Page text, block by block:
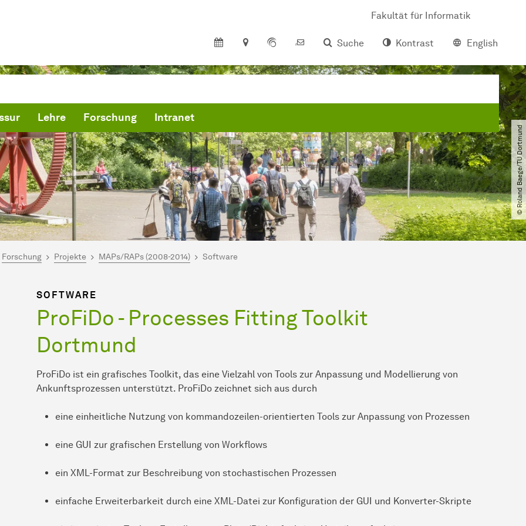
Fakultät für Informatik
Suche
Kontrast English
Lehre Forschung Intranet
© Roland Baege​/​TU Dortmund
hier:
Forschung Projekte MAPs/RAPs (2008-2014) Software
SOFTWARE
ProFiDo - Processes Fitting Toolkit
Dortmund
ProFiDo ist ein grafisches Toolkit, das eine Vielzahl von Tools zur Anpassung und Modellierung von
Ankunftsprozessen unterstützt. ProFiDo zeichnet sich aus durch
eine einheitliche Nutzung von kommandozeilen-orientierten Tools zur Anpassung von Prozessen
eine GUI zur grafischen Erstellung von Workflows
ein XML-Format zur Beschreibung von stochastischen Prozessen
einfache Erweiterbarkeit durch eine XML-Datei zur Konfiguration der GUI und Konverter-Skripte